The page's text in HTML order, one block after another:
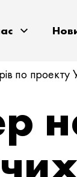
по